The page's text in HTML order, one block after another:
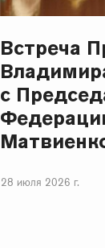
Встреча
с
28 июля 2026 г.